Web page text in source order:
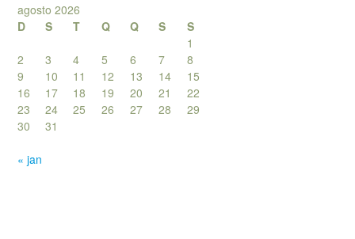
agosto 2026
D
S T Q Q S
S
1
2
3 4 5 6 7
8
9
10 11 12 13 14
15
16
17 18 19 20 21
22
23
24 25 26 27 28
29
30
31
« jan